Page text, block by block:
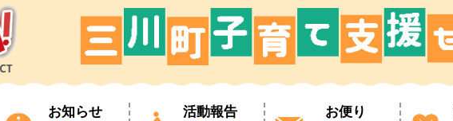
お知らせ
活動報告
お便り